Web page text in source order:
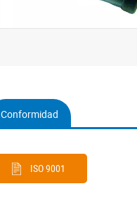
Conformidad
(active
ISO 9001